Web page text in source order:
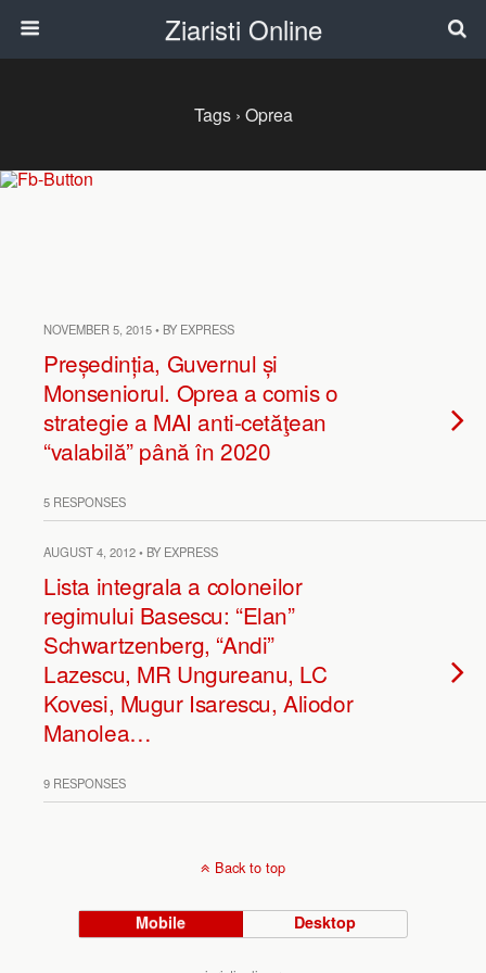
Ziaristi Online
Tags › Oprea
NOVEMBER 5, 2015 • BY EXPRESS
Președinția, Guvernul și
Monseniorul. Oprea a comis o
strategie a MAI anti-cetăţean
“valabilă” până în 2020
5 RESPONSES
AUGUST 4, 2012 • BY EXPRESS
Lista integrala a coloneilor
regimului Basescu: “Elan”
Schwartzenberg, “Andi”
Lazescu, MR Ungureanu, LC
Kovesi, Mugur Isarescu, Aliodor
Manolea…
9 RESPONSES
Back to top
Mobile Desktop